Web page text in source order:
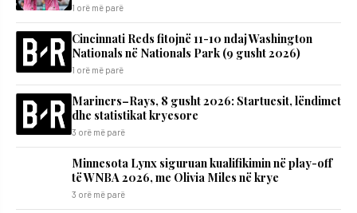
1 orë më parë
Cincinnati Reds fitojnë 11-10 ndaj Washington
Nationals në Nationals Park (9 gusht 2026)
1 orë më parë
Mariners–Rays, 8 gusht 2026: Startuesit, lëndimet
dhe statistikat kryesore
3 orë më parë
Minnesota Lynx siguruan kualifikimin në play-off
të WNBA 2026, me Olivia Miles në krye
3 orë më parë